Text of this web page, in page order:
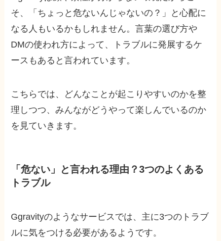
そ、「ちょっと危ないんじゃないの？」と心配に
なる人もいるかもしれません。言葉の選び方や
DMの使われ方によって、トラブルに発展するケ
ースもあると言われています。
こちらでは、どんなことが起こりやすいのかを整
理しつつ、みんながどうやって楽しんでいるのか
を見ていきます。
「危ない」と言われる理由？3つのよくある
トラブル
Ggravityのようなサービスでは、主に3つのトラブ
ルに気をつける必要があるようです。